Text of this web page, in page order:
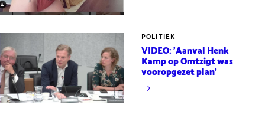
POLITIEK
VIDEO: 'Aanval Henk
Kamp op Omtzigt was
vooropgezet plan'